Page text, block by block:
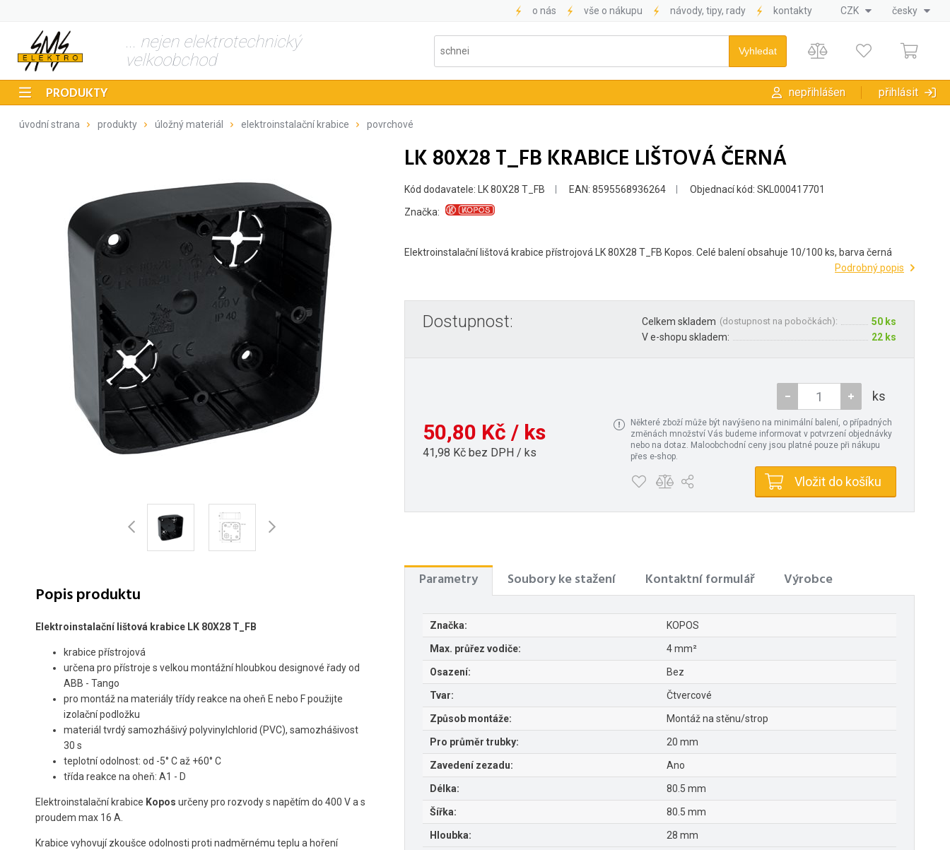
o nás vše o nákupu návody, tipy, rady kontakty CZK česky
... nejen elektrotechnický
velkoobchod
PRODUKTY nepřihlášen přihlásit
úvodní strana produkty úložný materiál elektroinstalační krabice povrchové
Popis produktu
Elektroinstalační lištová krabice LK 80X28 T_FB
krabice přístrojová
určena pro přístroje s velkou montážní hloubkou designové řady od
ABB - Tango
pro montáž na materiály třídy reakce na oheň E nebo F použijte
izolační podložku
materiál tvrdý samozhášivý polyvinylchlorid (PVC), samozhášivost
30 s
teplotní odolnost: od -5° C až +60° C
třída reakce na oheň: A1 - D
Elektroinstalační krabice Kopos určeny pro rozvody s napětím do 400 V a s
proudem max 16 A.
Krabice vyhovují zkoušce odolnosti proti nadměrnému teplu a hoření
LK 80X28 T_FB KRABICE LIŠTOVÁ ČERNÁ
Kód dodavatele: LK 80X28 T_FB EAN: 8595568936264 Objednací kód: SKL000417701
Značka:
Elektroinstalační lištová krabice přístrojová LK 80X28 T_FB Kopos. Celé balení obsahuje 10/100 ks, barva černá
Podrobný popis
Dostupnost: Celkem skladem (dostupnost na pobočkách):
50 ks
V e-shopu skladem:
22 ks
50,80 Kč / ks
41,98 Kč bez DPH / ks
ks
Některé zboží může být navýšeno na minimální balení, o případných
změnách množství Vás budeme informovat v potvrzení objednávky
nebo na dotaz. Maloobchodní ceny jsou platné pouze při nákupu
přes e-shop.
Vložit do košíku
Parametry Soubory ke stažení Kontaktní formulář Výrobce
Značka: KOPOS
Max. průřez vodiče: 4 mm²
Osazení: Bez
Tvar: Čtvercové
Způsob montáže: Montáž na stěnu/strop
Pro průměr trubky: 20 mm
Zavedení zezadu: Ano
Délka: 80.5 mm
Šířka: 80.5 mm
Hloubka: 28 mm